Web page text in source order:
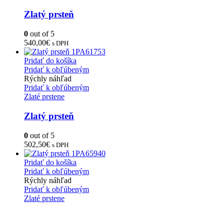
Zlatý prsteň
0 out of 5
540,00€ s DPH
Pridať do košíka
Pridať k obľúbeným
Rýchly náhľad
Pridať k obľúbeným
Zlaté prstene
Zlatý prsteň
0 out of 5
502,50€ s DPH
Pridať do košíka
Pridať k obľúbeným
Rýchly náhľad
Pridať k obľúbeným
Zlaté prstene